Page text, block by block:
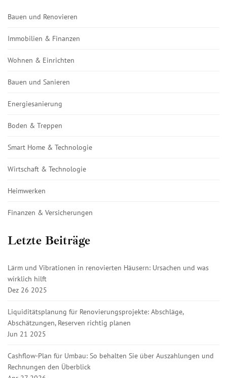
Bauen und Renovieren
Immobilien & Finanzen
Wohnen & Einrichten
Bauen und Sanieren
Energiesanierung
Boden & Treppen
Smart Home & Technologie
Wirtschaft & Technologie
Heimwerken
Finanzen & Versicherungen
Letzte Beiträge
Lärm und Vibrationen in renovierten Häusern: Ursachen und was
wirklich hilft
Dez 26 2025
Liquiditätsplanung für Renovierungsprojekte: Abschläge,
Abschätzungen, Reserven richtig planen
Jun 21 2025
Cashflow-Plan für Umbau: So behalten Sie über Auszahlungen und
Rechnungen den Überblick